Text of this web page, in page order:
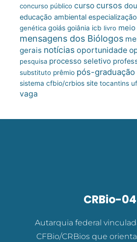
concurso público curso cursos
educação ambiental especialização
genética goiás goiânia icb livro
mensagens dos Biólogos
gerais notícias oportunidade
pesquisa processo seletivo
substituto prêmio pós-graduação
sistema cfbio/crbios site tocantins
vaga
CRBio-04
Autarquia federal
CFBio/CRBios que